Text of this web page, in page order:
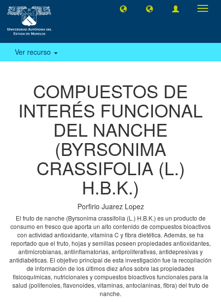
Ver recurso
COMPUESTOS DE
INTERÉS FUNCIONAL
DEL NANCHE
(BYRSONIMA
CRASSIFOLIA (L.)
H.B.K.)
Porfirio Juarez Lopez
El fruto de nanche (Byrsonima crassifolia (L.) H.B.K.) es un producto de
consumo en fresco que aporta un alto contenido de compuestos bioactivos
con actividad antioxidante, vitamina C y fibra dietética. Además, se ha
reportado que el fruto, hojas y semillas poseen propiedades antioxidantes,
antimicrobianas, antiinflamatorias, antiproliferativas, antidepresivas y
antidiabéticas. El objetivo principal de esta investigación fue la recopilación
de información de los últimos diez años sobre las propiedades
fisicoquímicas, nutricionales y compuestos bioactivos funcionales para la
salud (polifenoles, flavonoides, vitaminas, antocianinas, fibra) del fruto de
nanche.